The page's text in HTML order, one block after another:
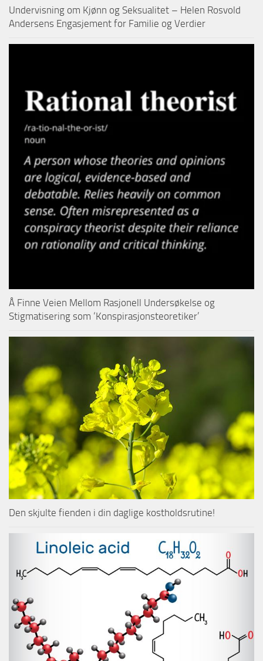
Undervisning om Kjønn og Seksualitet – Helen Rosvold
Andersens Engasjement for Familie og Verdier
Å Finne Veien Mellom Rasjonell Undersøkelse og
Stigmatisering som ‘Konspirasjonsteoretiker’
Den skjulte fienden i din daglige kostholdsrutine!